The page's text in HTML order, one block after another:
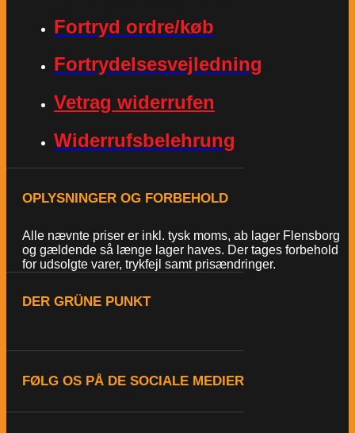
Fortryd ordre/køb
Fortrydelsesvejledning
Vetrag widerrufen
Widerrufsbelehrung
OPLYSNINGER OG FORBEHOLD
Alle nævnte priser er inkl. tysk moms, ab lager Flensborg
og gældende så længe lager haves. Der tages forbehold
for udsolgte varer, trykfejl samt prisændringer.
DER GRÜNE PUNKT
FØLG OS PÅ DE SOCIALE MEDIER